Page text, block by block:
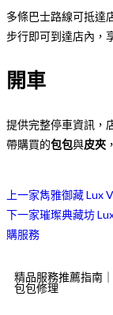
多條巴士路線可抵達
步行即可到達店內，
開車
提供完整停車資訊，
帶購買的包包與皮夾
上一家雋雅御藏 Lux
下一家璀璨典藏坊
購服務
精品服務推薦指南
包包修理